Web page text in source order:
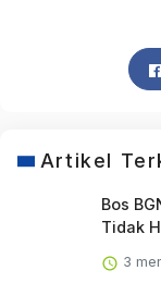
Artikel
Bos
Tidak
3